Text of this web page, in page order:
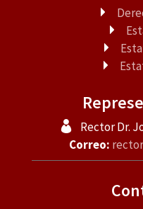
Rector Dr.
Correo: